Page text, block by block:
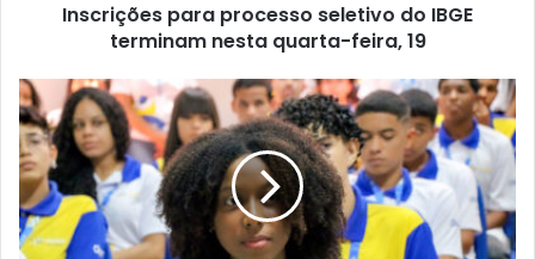
Inscrições para processo seletivo do IBGE
terminam nesta quarta-feira, 19